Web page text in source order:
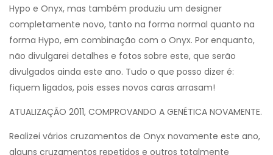
Hypo e Onyx, mas também produziu um designer
completamente novo, tanto na forma normal quanto na
forma Hypo, em combinação com o Onyx. Por enquanto,
não divulgarei detalhes e fotos sobre este, que serão
divulgados ainda este ano. Tudo o que posso dizer é:
fiquem ligados, pois esses novos caras arrasam!
ATUALIZAÇÃO 2011, COMPROVANDO A GENÉTICA NOVAMENTE.
Realizei vários cruzamentos de Onyx novamente este ano,
alguns cruzamentos repetidos e outros totalmente